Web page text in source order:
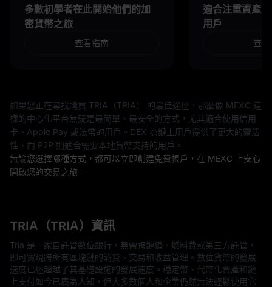
多數初學者在此開始他們的加
密貨幣之旅
查看指南
適合注重資產
用戶
查
如果您正在尋找購買 TRIA（TRIA） 的最佳途徑，那麼像 MEXC 這
樣的中心化平台無疑是最簡單、最安全的方式，尤其適合使用信用
卡、Apple Pay 或法幣的用戶。DEX 為鏈上用戶提供了更大的靈活
性，而 P2P 則適合需要本地貨幣支持的用戶。
無論您選擇哪種方式，都可以立即創建免費帳戶，在 MEXC 上安心
開啟您的交易之旅。
TRIA（TRIA）資訊
Tria 是一家自託管數位銀行，無需跨鏈橋、燃料費或第三方託管，
即可實現跨所有區塊鏈的消費、交易和收益管理。數位貨幣的發展
速度已經超越了其基礎設施的發展速度。穩定幣、代幣化資產和鏈
上支付如今已廣為人知，但大多數個人和企業仍然無法輕鬆使用它